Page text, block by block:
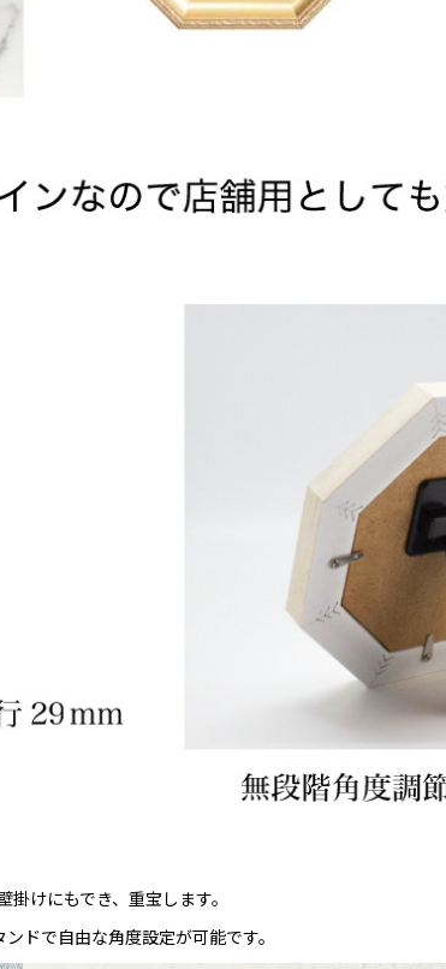
けにもでき、重宝します。
ドで自由な角度設定が可能です。